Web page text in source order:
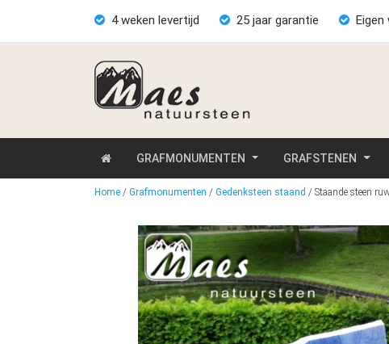
4 weken levertijd 25 jaar garantie Eigen
GRAFMONUMENTEN GRAFSTENEN
Home / Grafmonumenten / Gedenksteen staand / Staande steen